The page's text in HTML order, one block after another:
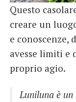
Questo
creare un
e conoscenze,
avesse limiti e
proprio agio.
Luniluna è un